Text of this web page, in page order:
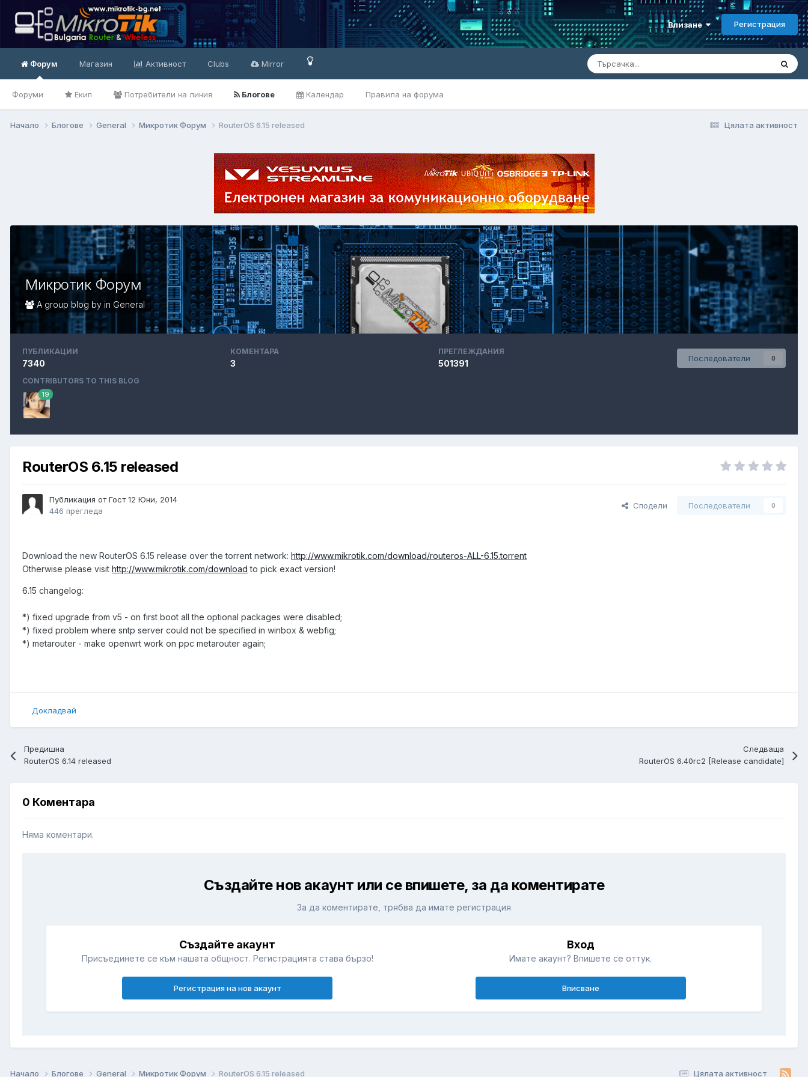
Влизане Регистрация
Форум
Форуми Екип Потребители на линия Блогове Календар Правила на форума
Магазин Активност Clubs Mirror
Цялата активност
Начало Блогове General Микротик Форум RouterOS 6.15 released
Микротик Форум
A group blog by in General
Последователи 0
ПУБЛИКАЦИИ
7340
КОМЕНТАРА
3
ПРЕГЛЕЖДАНИЯ
501391
CONTRIBUTORS TO THIS BLOG
19
RouterOS 6.15 released
Публикация от Гост12 Юни, 2014
446 прегледа
Сподели Последователи 0
Download the new RouterOS 6.15 release over the torrent network: http://www.mikrotik.com/download/routeros-ALL-6.15.torrent
Otherwise please visit http://www.mikrotik.com/download to pick exact version!
6.15 changelog:
*) fixed upgrade from v5 - on first boot all the optional packages were disabled;
*) fixed problem where sntp server could not be specified in winbox & webfig;
*) metarouter - make openwrt work on ppc metarouter again;
Докладвай
Предишна
RouterOS 6.14 released
Следваща
RouterOS 6.40rc2 [Release candidate]
0 Коментара
Няма коментари.
Създайте нов акаунт или се впишете, за да коментирате
За да коментирате, трябва да имате регистрация
Създайте акаунт
Присъединете се към нашата общност. Регистрацията става бързо!
Регистрация на нов акаунт
Вход
Имате акаунт? Впишете се оттук.
Вписване
Цялата активност
Начало Блогове General Микротик Форум RouterOS 6.15 released